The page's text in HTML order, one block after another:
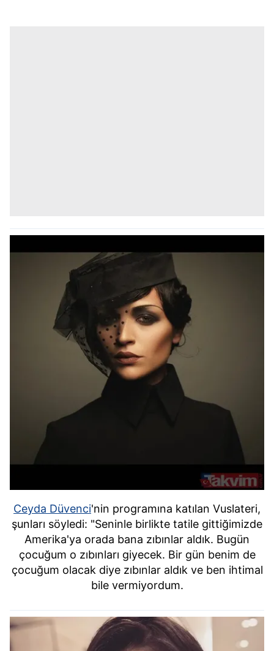
Ceyda Düvenci'nin programına katılan Vuslateri,
şunları söyledi: "Seninle birlikte tatile gittiğimizde
Amerika'ya orada bana zıbınlar aldık. Bugün
çocuğum o zıbınları giyecek. Bir gün benim de
çocuğum olacak diye zıbınlar aldık ve ben ihtimal
bile vermiyordum.